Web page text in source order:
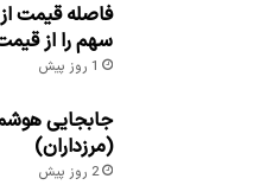
فاصله قیمت
سهم را از
1 روز پیش
جابجایی
(مرزداران)
2 روز پیش